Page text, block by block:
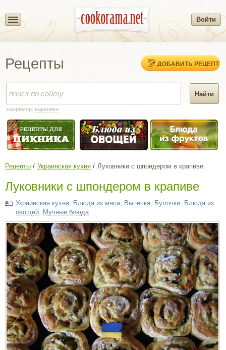
Войти
Рецепты ДОБАВИТЬ РЕЦЕПТ
например: вареники
Рецепты Украинская кухня Луковники с шпондером в крапиве
Луковники с шпондером в крапиве
Украинская кухня Блюда из мяса Выпечка Булочки Блюда из
овощей Мучные блюда